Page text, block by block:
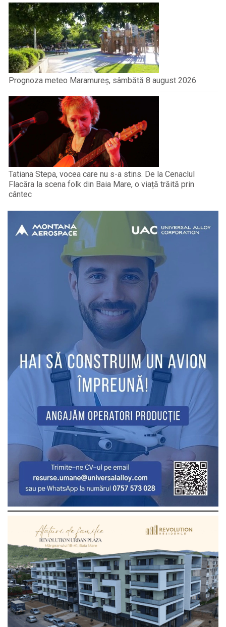
Prognoza meteo Maramureș, sâmbătă 8 august 2026
Tatiana Stepa, vocea care nu s-a stins. De la Cenaclul
Flacăra la scena folk din Baia Mare, o viață trăită prin
cântec